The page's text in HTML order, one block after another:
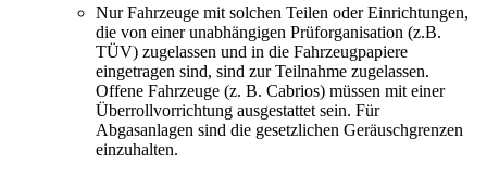
Nur Fahrzeuge mit solchen Teilen oder Einrichtungen,
die von einer unabhängigen Prüforganisation (z.B.
TÜV) zugelassen und in die Fahrzeugpapiere
eingetragen sind, sind zur Teilnahme zugelassen.
Offene Fahrzeuge (z. B. Cabrios) müssen mit einer
Überrollvorrichtung ausgestattet sein. Für
Abgasanlagen sind die gesetzlichen Geräuschgrenzen
einzuhalten.